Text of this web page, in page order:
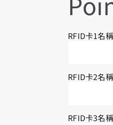
RFID卡1名稱
RFID卡2名稱
RFID卡3名稱